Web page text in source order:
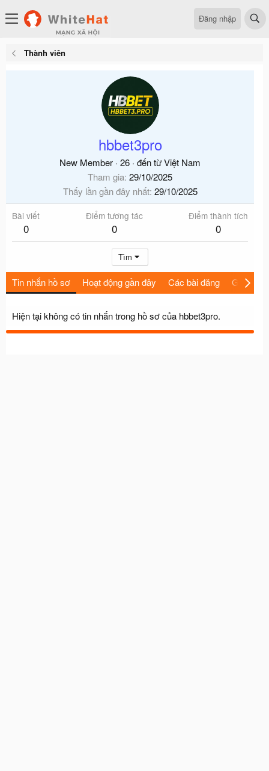
Đăng nhập
Thành viên
hbbet3pro
New Member · 26 · đến từViệt Nam
Tham gia 29/10/2025
Thấy lần gần đây nhất 29/10/2025
Bài viết
0
Điểm tương tác
0
Điểm thành tích
0
Tìm
Tin nhắn hồ sơ Hoạt động gần đây Các bài đăng Giới thiệu
Hiện tại không có tin nhắn trong hồ sơ của hbbet3pro.